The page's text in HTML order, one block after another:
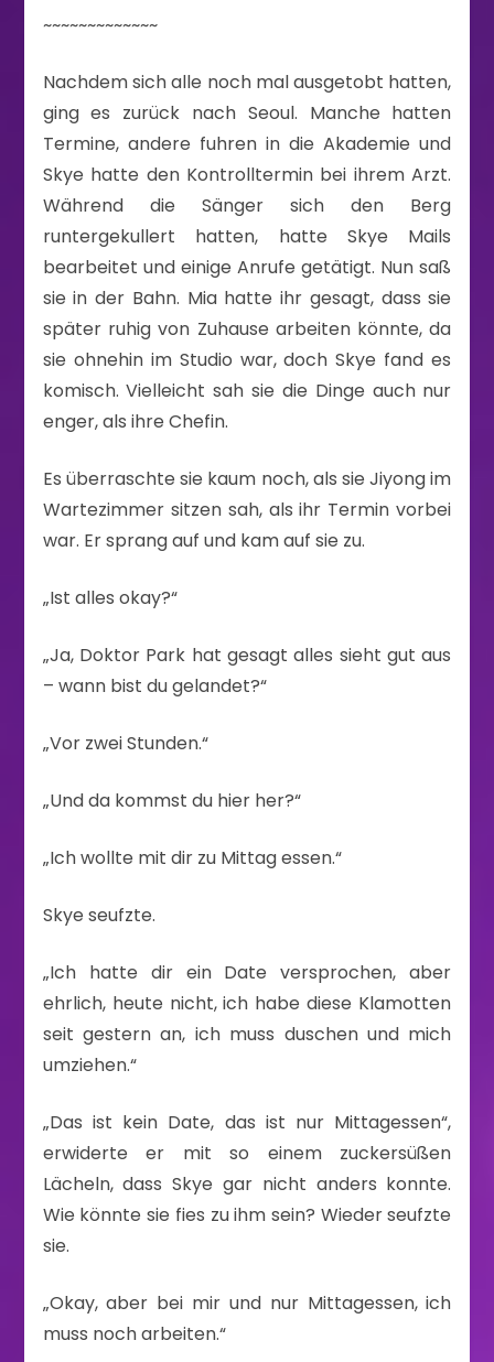
~~~~~~~~~~~~~
Nachdem sich alle noch mal ausgetobt hatten,
ging es zurück nach Seoul. Manche hatten
Termine, andere fuhren in die Akademie und
Skye hatte den Kontrolltermin bei ihrem Arzt.
Während die Sänger sich den Berg
runtergekullert hatten, hatte Skye Mails
bearbeitet und einige Anrufe getätigt. Nun saß
sie in der Bahn. Mia hatte ihr gesagt, dass sie
später ruhig von Zuhause arbeiten könnte, da
sie ohnehin im Studio war, doch Skye fand es
komisch. Vielleicht sah sie die Dinge auch nur
enger, als ihre Chefin.
Es überraschte sie kaum noch, als sie Jiyong im
Wartezimmer sitzen sah, als ihr Termin vorbei
war. Er sprang auf und kam auf sie zu.
„Ist alles okay?“
„Ja, Doktor Park hat gesagt alles sieht gut aus
– wann bist du gelandet?“
„Vor zwei Stunden.“
„Und da kommst du hier her?“
„Ich wollte mit dir zu Mittag essen.“
Skye seufzte.
„Ich hatte dir ein Date versprochen, aber
ehrlich, heute nicht, ich habe diese Klamotten
seit gestern an, ich muss duschen und mich
umziehen.“
„Das ist kein Date, das ist nur Mittagessen“,
erwiderte er mit so einem zuckersüßen
Lächeln, dass Skye gar nicht anders konnte.
Wie könnte sie fies zu ihm sein? Wieder seufzte
sie.
„Okay, aber bei mir und nur Mittagessen, ich
muss noch arbeiten.“